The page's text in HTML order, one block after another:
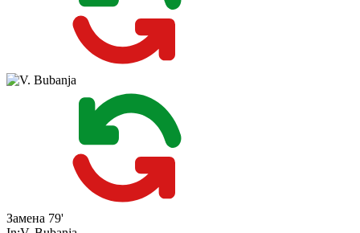
Замена 79'